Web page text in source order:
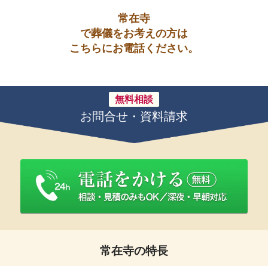
常在寺
で葬儀をお考えの方は
こちらにお電話ください。
無料相談
お問合せ・資料請求
常在寺の特長